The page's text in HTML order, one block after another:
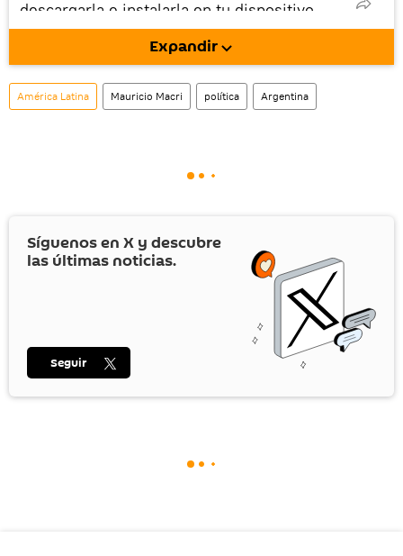
descargarla e instalarla en tu dispositivo
móvil (¡solo para Android!).
También tenemos una cuenta en la red
social rusa VK .
Expandir
América Latina Mauricio Macri política Argentina
Síguenos en X y descubre
las últimas noticias.
Seguir